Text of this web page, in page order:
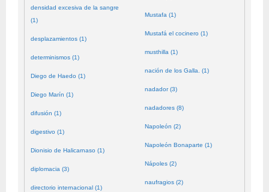
densidad excesiva de la sangre
(1)
desplazamientos (1)
determinismos (1)
Diego de Haedo (1)
Diego Marín (1)
difusión (1)
digestivo (1)
Dionisio de Halicarnaso (1)
diplomacia (3)
directorio internacional (1)
Mustafa (1)
Mustafá el cocinero (1)
musthilla (1)
nación de los Galla. (1)
nadador (3)
nadadores (8)
Napoleón (2)
Napoleón Bonaparte (1)
Nápoles (2)
naufragios (2)